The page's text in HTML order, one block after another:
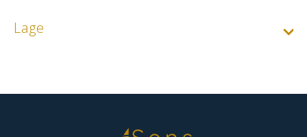
Lage